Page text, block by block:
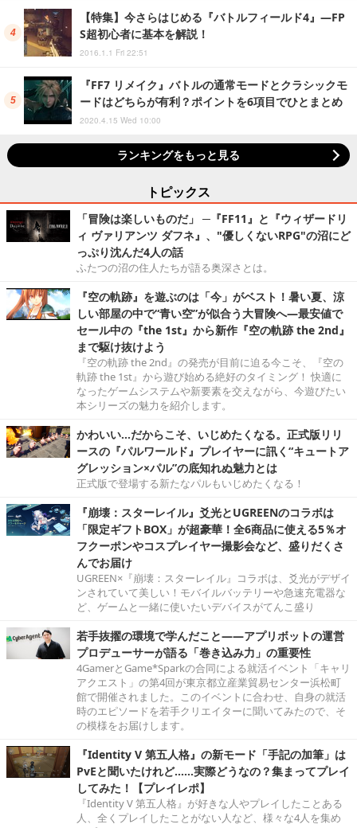
【特集】今さらはじめる『バトルフィールド4』―FP
S超初心者に基本を解説！
2016.1.1 Fri 22:51
『FF7 リメイク』バトルの通常モードとクラシックモ
ードはどちらが有利？ポイントを6項目でひとまとめ
2020.4.15 Wed 10:00
ランキングをもっと見る
トピックス
「冒険は楽しいものだ」 ─『FF11』と『ウィザードリ
ィ ヴァリアンツ ダフネ』、"優しくないRPG"の沼にど
っぷり沈んだ4人の話
ふたつの沼の住人たちが語る奥深さとは。
『空の軌跡』を遊ぶのは「今」がベスト！暑い夏、涼
しい部屋の中で“青い空”が似合う大冒険へ―最安値で
セール中の『the 1st』から新作『空の軌跡 the 2nd』
まで駆け抜けよう
『空の軌跡 the 2nd』の発売が目前に迫る今こそ、『空の
軌跡 the 1st』から遊び始める絶好のタイミング！ 快適に
なったゲームシステムや新要素を交えながら、今遊びたい
本シリーズの魅力を紹介します。
かわいい…だからこそ、いじめたくなる。正式版リリ
ースの『パルワールド』プレイヤーに訊く“キュートア
グレッション×パル”の底知れぬ魅力とは
正式版で登場する新たなパルもいじめたくなる！
『崩壊：スターレイル』爻光とUGREENのコラボは
「限定ギフトBOX」が超豪華！全6商品に使える5％オ
フクーポンやコスプレイヤー撮影会など、盛りだくさ
んでお届け
UGREEN×『崩壊：スターレイル』コラボは、爻光がデザイ
ンされていて美しい！モバイルバッテリーや急速充電器な
ど、ゲームと一緒に使いたいデバイスがてんこ盛り
若手抜擢の環境で学んだこと――アプリボットの運営
プロデューサーが語る「巻き込み力」の重要性
4GamerとGame*Sparkの合同による就活イベント「キャリ
アクエスト」の第4回が東京都立産業貿易センター浜松町
館で開催されました。このイベントに合わせ、自身の就活
時のエピソードを若手クリエイターに聞いてみたので、そ
の模様をお届けします。
『Identity V 第五人格』の新モード「手記の加筆」は
PvEと聞いたけれど……実際どうなの？集まってプレイ
してみた！【プレイレポ】
『Identity V 第五人格』が好きな人やプレイしたことある
人、全くプレイしたことがない人など、様々な4人を集め